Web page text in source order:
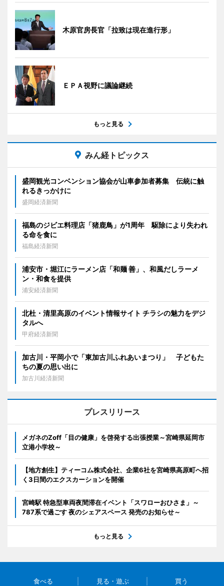
木原官房長官「拉致は現在進行形」
ＥＰＡ視野に議論継続
もっと見る
みん経トピックス
盛岡観光コンベンション協会が山車参加者募集 伝統に触
れるきっかけに
盛岡経済新聞
福島のジビエ料理店「猪鹿鳥」が1周年 駆除により失われ
る命を食に
福島経済新聞
浦安市・堀江にラーメン店「和麺 善」、和風だしラーメ
ン・和食を提供
浦安経済新聞
北杜・清里高原のイベント情報サイト チラシの魅力をデジ
タルへ
甲府経済新聞
加古川・平岡小で「東加古川ふれあいまつり」 子どもた
ちの夏の思い出に
加古川経済新聞
プレスリリース
メガネのZoff「目の健康」を啓発する出張授業～宮崎県延岡市
立港小学校～
【地方創生】ティーコム株式会社、企業6社を宮崎県高原町へ招
く3日間のエクスカーションを開催
宮崎駅 特急型車両夜間滞在イベント「スワローおひさま」～
787系で過ごす 夜のシェアスペース 発売のお知らせ～
もっと見る
食べる 見る・遊ぶ 買う